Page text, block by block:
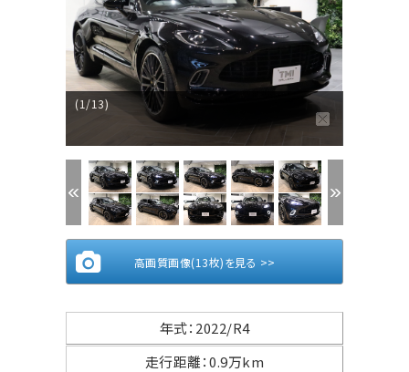
(1/13)
高画質画像(13枚)を見る >>
年式： 2022/R4
走行距離：0.9万km